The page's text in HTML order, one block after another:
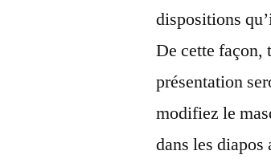
dispositions
De cette façon,
présentation
modifiez le
dans les